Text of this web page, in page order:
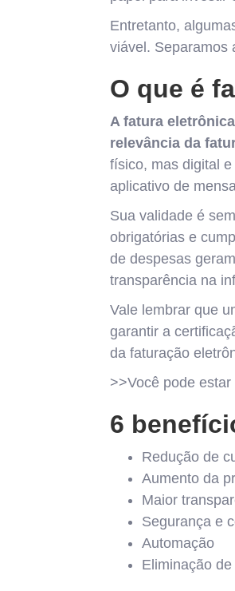
Entretanto,
viável. Separamos
O que é
A fatura
relevância da
físico, mas digital
aplicativo de
Sua validade é
obrigatórias e
de despesas
transparência na
Vale lembrar que
garantir a
da faturação
>>Você pode
6
Redução de
Aumento da
Maior
Segurança e
Automação
Eliminação